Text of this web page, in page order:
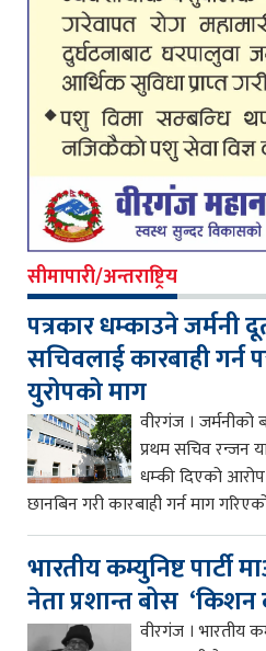
सीमापारी/अन्तराष्ट्रिय
पत्रकार धम्काउने जर्मनी
सचिवलाई कारबाही गर्न
युरोपको माग
वीरगंज । जर्मनीको
प्रथम सचिव रन्जन
धम्की दिएको
छानबिन गरी कारबाही गर्न माग
भारतीय कम्युनिष्ट पार्टी
नेता प्रशान्त बोस ‘किशन
वीरगंज । भारतीय